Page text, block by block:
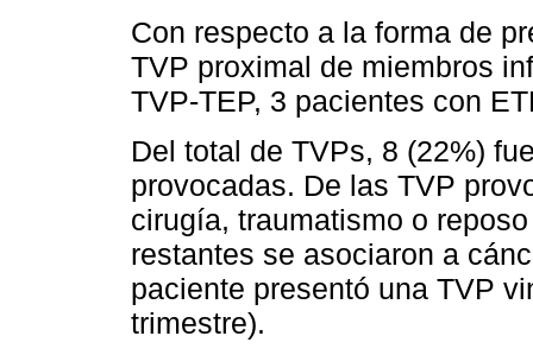
Con respecto a la forma de
TVP proximal de miembros
TVP-TEP, 3 pacientes con
Del total de TVPs, 8 (22%)
provocadas. De las TVP
cirugía, traumatismo o
restantes se asociaron a
paciente presentó una TVP
trimestre).